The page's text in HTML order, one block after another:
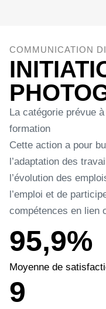
COMMUNICATION
La catégorie prévue
formation
Cette action a pour
l’adaptation des
l’évolution des
l’emploi et de
compétences en lien
95,9%
Moyenne de
9